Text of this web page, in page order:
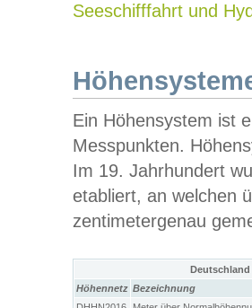
Seeschifffahrt und
Ein Höhensystem ist
Messpunkten.
Im 19. Jahrhundert
etabliert, an welchen
zentimetergenau
Höhennetz Bezeichnung